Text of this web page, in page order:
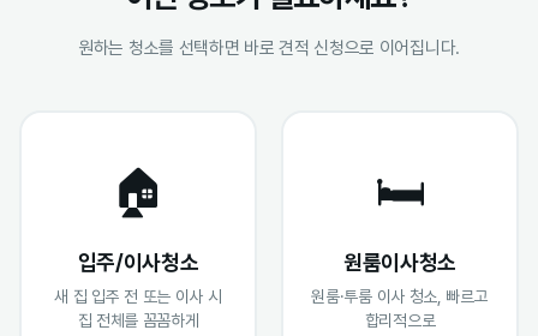
원하는 청소를 선택하면 바로 견적 신청으로 이어집니다.
🏠
입주/이사청소
새 집 입주 전 또는 이사 시
집 전체를 꼼꼼하게
🛏️
원룸이사청소
원룸·투룸 이사 청소, 빠르고
합리적으로